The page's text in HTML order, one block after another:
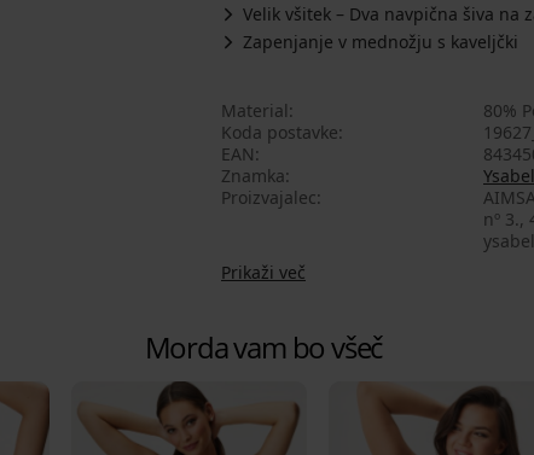
Velik všitek – Dva navpična šiva na
Zapenjanje v mednožju s kaveljčki
Material
80%
Koda postavke
EAN
Znamka
Proizvajalec
nº 3.,
Prikaži več
Morda vam bo všeč